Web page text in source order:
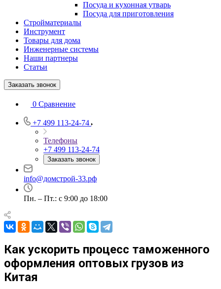
Посуда и кухонная утварь
Посуда для приготовления
Стройматериалы
Инструмент
Товары для дома
Инженерные системы
Наши партнеры
Статьи
Заказать звонок
0 Сравнение
+7 499 113-24-74
Телефоны
+7 499 113-24-74
Заказать звонок
info@домстрой-33.рф
Пн. – Пт.: с 9:00 до 18:00
Как ускорить процесс таможенного
оформления оптовых грузов из
Китая